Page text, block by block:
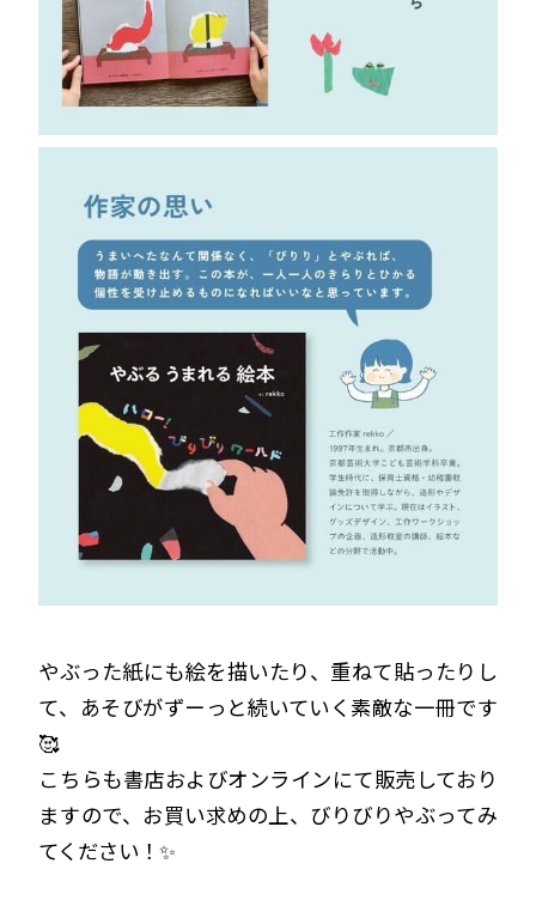
やぶった紙にも絵を描いたり、重ねて貼ったりし
て、あそびがずーっと続いていく素敵な一冊です
🥰
こちらも書店およびオンラインにて販売しており
ますので、お買い求めの上、びりびりやぶってみ
てください！✨